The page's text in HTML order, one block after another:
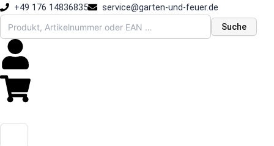
Zum
springen
+49 176 14836835 service@garten-und-feuer.de
Suche